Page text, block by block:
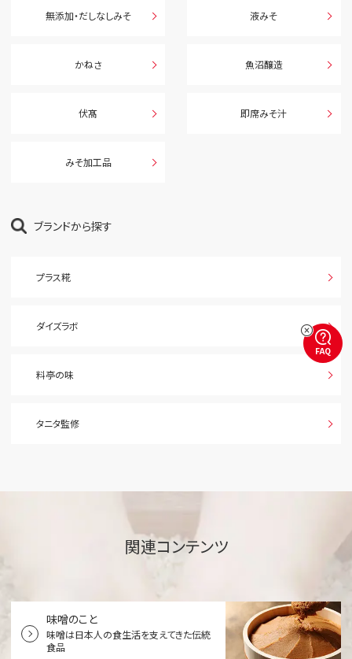
無添加・だしなしみそ 液みそ
かねさ 魚沼醸造
伏髙 即席みそ汁
みそ加工品
ブランドから探す
プラス糀
ダイズラボ
料亭の味
タニタ監修
関連コンテンツ
味噌のこと
味噌は日本人の食生活を支えてきた伝統
食品
FAQ